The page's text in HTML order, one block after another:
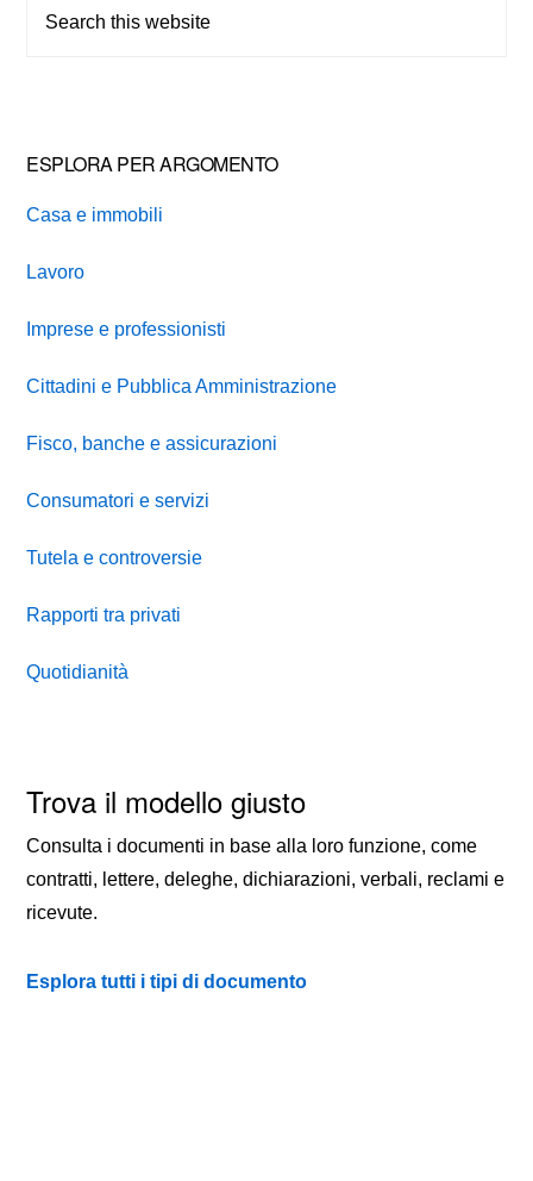
ESPLORA PER ARGOMENTO
Casa e immobili
Lavoro
Imprese e professionisti
Cittadini e Pubblica Amministrazione
Fisco, banche e assicurazioni
Consumatori e servizi
Tutela e controversie
Rapporti tra privati
Quotidianità
Trova il modello giusto
Consulta i documenti in base alla loro funzione, come
contratti, lettere, deleghe, dichiarazioni, verbali, reclami e
ricevute.
Esplora tutti i tipi di documento